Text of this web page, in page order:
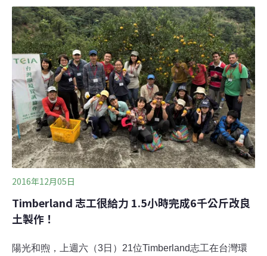
最大的連鎖餐飲業者之一；2016年餐飲給國民信託帶來超
過6100萬英鎊（約台幣23億元）收入，淨利1300萬英鎊
（約台幣5億元）。此外，國民信託所受託保護的物業
中，有許多是農地或農場，國民信託出租其中部分，讓這
些土地持續維持傳統的使用方式，並利用餐飲業銷售這些
農產品，支持現在約1500個在國民信託的土地上耕作的佃
農戶。這要歸功於他們十幾年來的努力。從提供餐點到提
供與食物的連結便宜、快速、大量生產的糧食生產體系餵
飽了許多現代人，但是人們每天所吃的這些食物，和產地
之間的距離已經十分遙遠（物理上及
2016年12月05日
Timberland 志工很給力 1.5小時完成6千公斤改良
土製作！
陽光和煦，上週六（3日）21位Timberland志工在台灣環